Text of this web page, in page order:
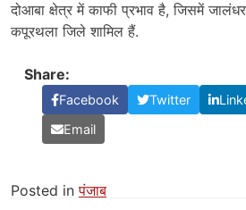
दोआबा क्षेत्र में काफी प्रभाव है, जिसमें
कपूरथला जिले शामिल हैं.
Share:
Facebook Twitter
Email
Posted inपंजाब